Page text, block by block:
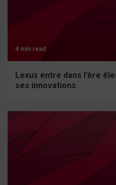
4 min read
Lexus entre dans l’ère
ses innovations